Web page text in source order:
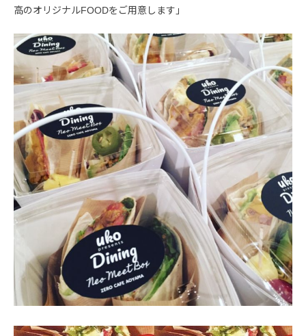
高のオリジナルFOODをご用意します」